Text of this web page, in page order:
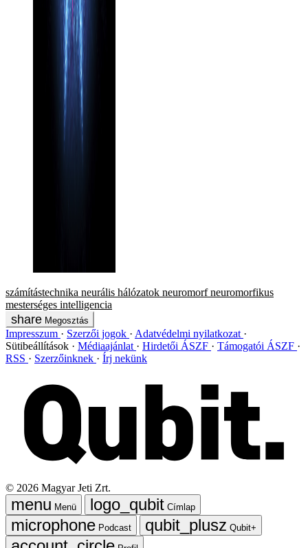
számítástechnika neurális hálózatok neuromorf neuromorfikus
mesterséges intelligencia
Megosztás
Impresszum Szerzői jogok
Adatvédelmi nyilatkozat
Sütibeállítások
Médiaajánlat Hirdetői ÁSZF
Támogatói ÁSZF
RSS
Szerzőinknek Írj nekünk
© 2026 Magyar Jeti Zrt.
Menü
Címlap
Podcast
Qubit+